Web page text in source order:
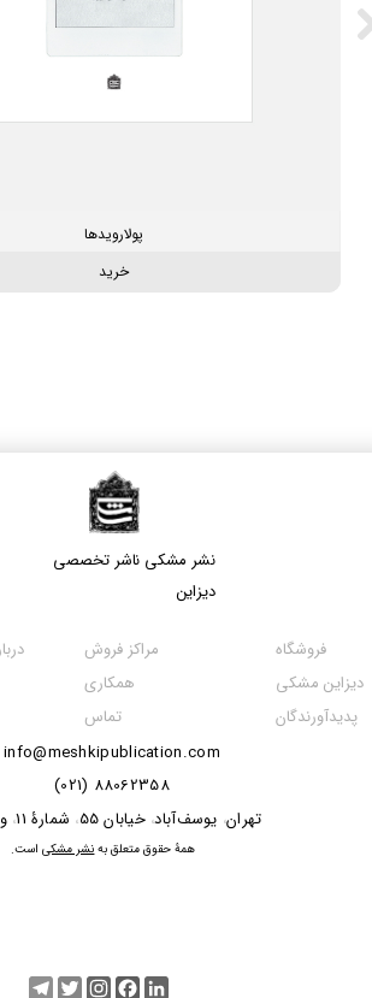
پولارویدها
خرید
نشر مشکی​​​​​​​ ناشر تخصصی
دیزاین
info@meshkipublication.com
88062358 (021)
​​​​​​تهران، یوسف‌آباد، خیابان 55 ، شمارۀ 11 ،
مراکز فروش
همکاری
تماس
فروشگاه
دیزاین مشکی
پدیدآورندگان
​همۀ حقوق متعلق به نشر مشکیاست.
Telegram
TwitterInstagramFacebook